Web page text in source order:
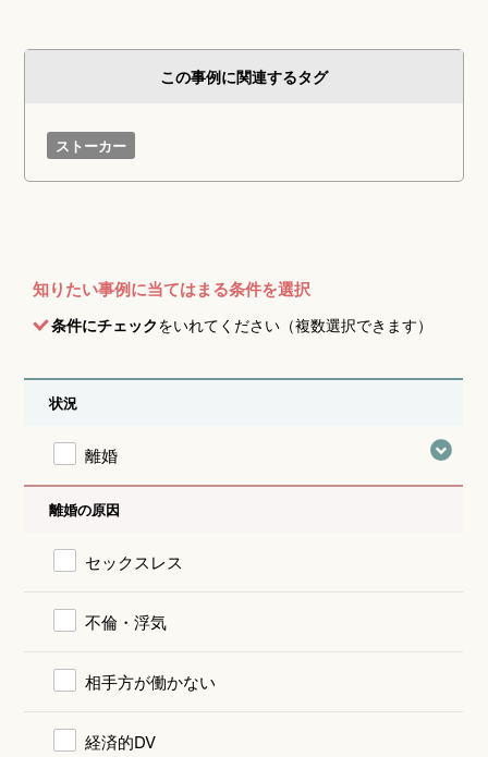
この事例に関連するタグ
ストーカー
知りたい事例に当てはまる条件を選択
条件にチェックをいれてください（複数選択できます）
状況
離婚
離婚の原因
セックスレス
不倫・浮気
相手方が働かない
経済的DV